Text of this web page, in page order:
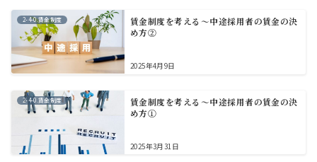
2-4-0.賃金制度
賃金制度を考える～中途採用者の賃金の決
め方②
2025年4月9日
2-4-0.賃金制度
賃金制度を考える～中途採用者の賃金の決
め方①
2025年3月31日